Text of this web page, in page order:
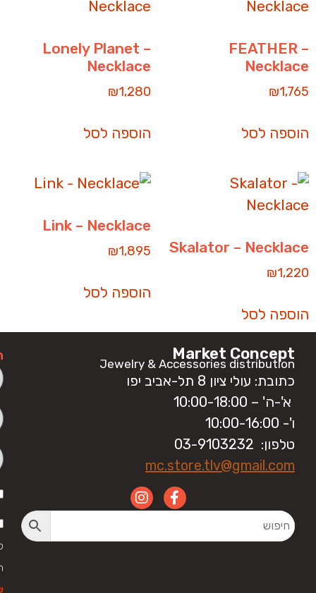
FEATHER –
Necklace
₪1,765
הוספה לסל
Lonely Planet –
Necklace
₪1,280
הוספה לסל
Skalator – Necklace
₪1,220
הוספה לסל
Link – Necklace
₪1,895
הוספה לסל
Market Concept
Jewelry & Accessories distribution
כתובת: עולי ציון 8 תל-אביב יפו
א'-ה' – 10:00-18:00
ו'- 10:00-16:00
טלפון: 03-9103232
mc.store.tlv@gmail.com